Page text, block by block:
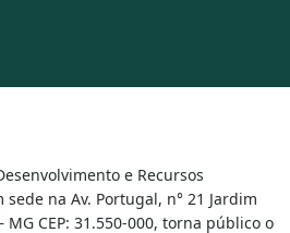
e Recursos
sede na Av. Portugal, n° 21 Jardim
CEP: 31.550-000, torna público o